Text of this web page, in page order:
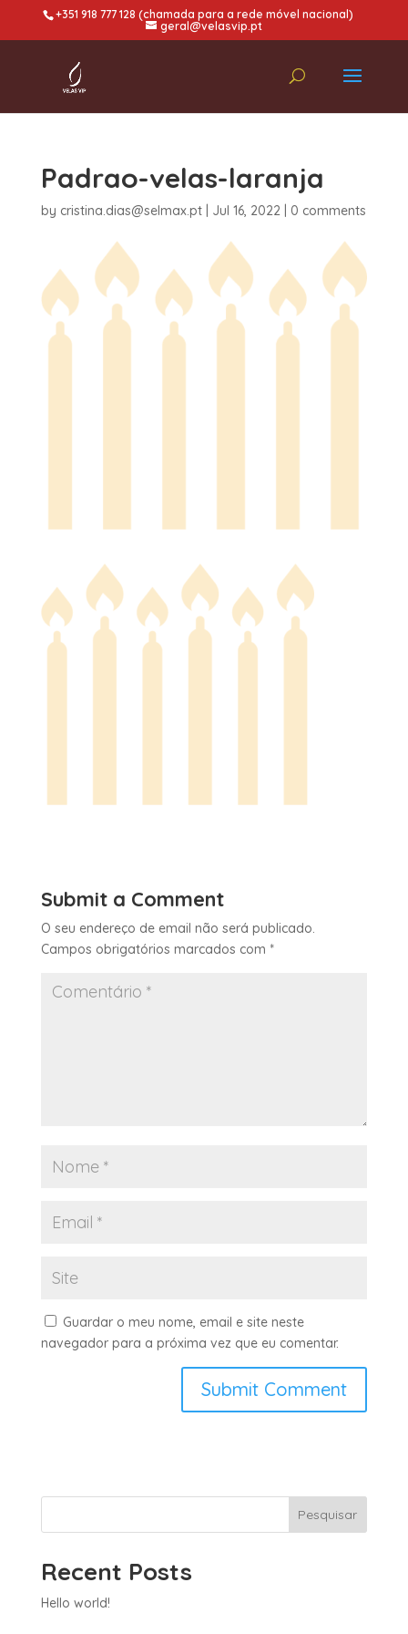
+351 918 777 128 (chamada para a rede móvel nacional)
geral@velasvip.pt
Padrao-velas-laranja
by cristina.dias@selmax.pt| Jul 16, 2022| 0 comments
Submit a Comment
O seu endereço de email não será publicado.
Campos obrigatórios marcados com *
Guardar o meu nome, email e site neste
navegador para a próxima vez que eu comentar.
Pesquisar
Recent Posts
Hello world!